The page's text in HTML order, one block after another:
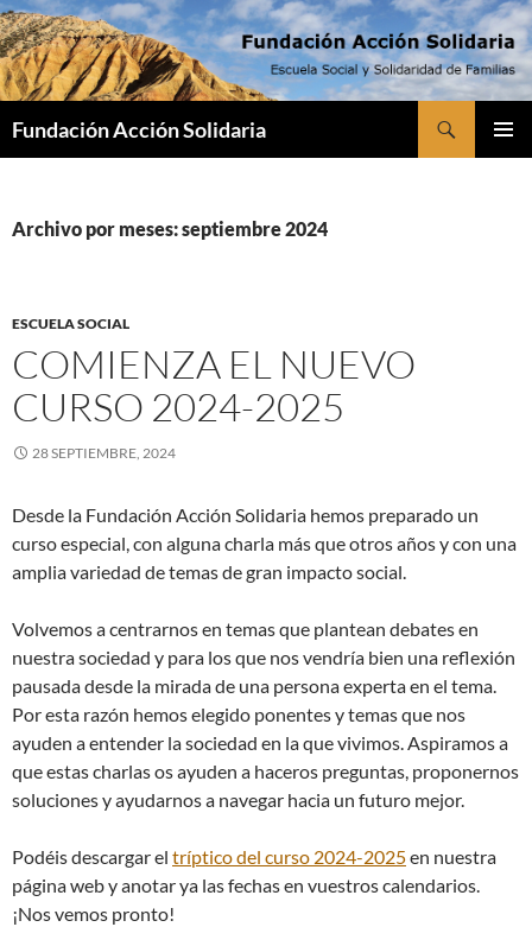
Saltar
al
contenido
Fundación Acción Solidaria
Archivo por meses: septiembre 2024
ESCUELA SOCIAL
COMIENZA EL NUEVO
CURSO 2024-2025
28 SEPTIEMBRE, 2024
Desde la Fundación Acción Solidaria hemos preparado un
curso especial, con alguna charla más que otros años y con una
amplia variedad de temas de gran impacto social.
Volvemos a centrarnos en temas que plantean debates en
nuestra sociedad y para los que nos vendría bien una reflexión
pausada desde la mirada de una persona experta en el tema.
Por esta razón hemos elegido ponentes y temas que nos
ayuden a entender la sociedad en la que vivimos. Aspiramos a
que estas charlas os ayuden a haceros preguntas, proponernos
soluciones y ayudarnos a navegar hacia un futuro mejor.
Podéis descargar el tríptico del curso 2024-2025en nuestra
página web y anotar ya las fechas en vuestros calendarios.
¡Nos vemos pronto!